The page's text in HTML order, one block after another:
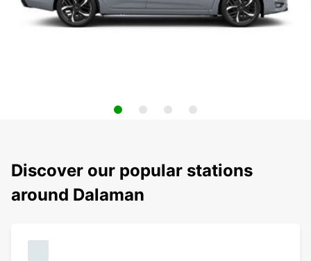
Discover our popular stations
around Dalaman